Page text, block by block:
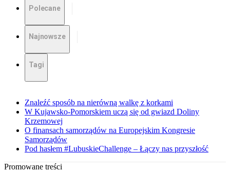
Polecane
Najnowsze
Tagi
Znaleźć sposób na nierówną walkę z korkami
W Kujawsko-Pomorskiem uczą się od gwiazd Doliny
Krzemowej
O finansach samorządów na Europejskim Kongresie
Samorządów
Pod hasłem #LubuskieChallenge – Łączy nas przyszłość
Promowane treści